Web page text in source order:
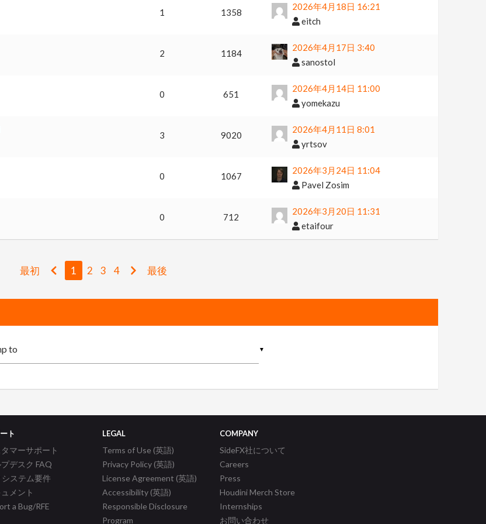
1 1358
2026年4月18日 16:21
eitch
2 1184
2026年4月17日 3:40
sanostol
0 651
2026年4月14日 11:00
yomekazu
3 9020
2026年4月11日 8:01
yrtsov
0 1067
2026年3月24日 11:04
Pavel Zosim
0 712
2026年3月20日 11:31
etaifour
最初 1 2 3 4 最後
▼
ト
マーサポート
デスク FAQ
システム要件
ュメント
a Bug/RFE
LEGAL
Terms of Use (英語)
Privacy Policy (英語)
License Agreement (英語)
Accessibility (英語)
Responsible Disclosure
Program
COMPANY
SideFX社について
Careers
Press
Houdini Merch Store
Internships
お問い合わせ